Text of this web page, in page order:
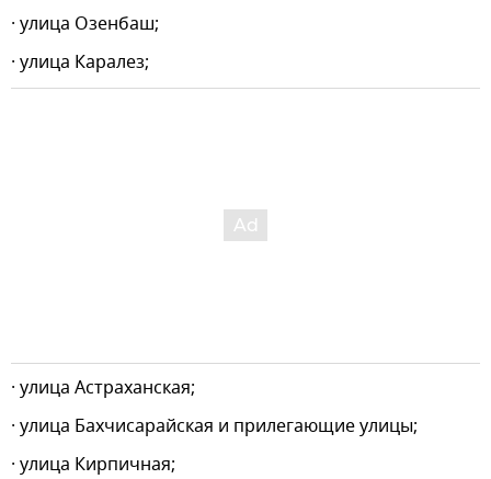
· улица Озенбаш;
· улица Каралез;
· улица Астраханская;
· улица Бахчисарайская и прилегающие улицы;
· улица Кирпичная;